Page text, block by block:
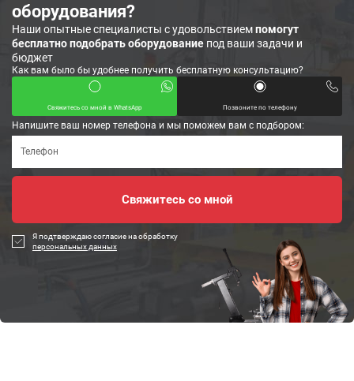
оборудования?
Наши опытные специалисты с удовольствиемпомогут
бесплатно подобрать оборудование под ваши задачи и
бюджет
Как вам было бы удобнее получить бесплатную консультацию?
Свяжитесь со мной в WhatsApp Позвоните по телефону
Напишите ваш номер телефона и мы поможем вам с подбором:
Я подтверждаю согласие на обработку
персональных данных